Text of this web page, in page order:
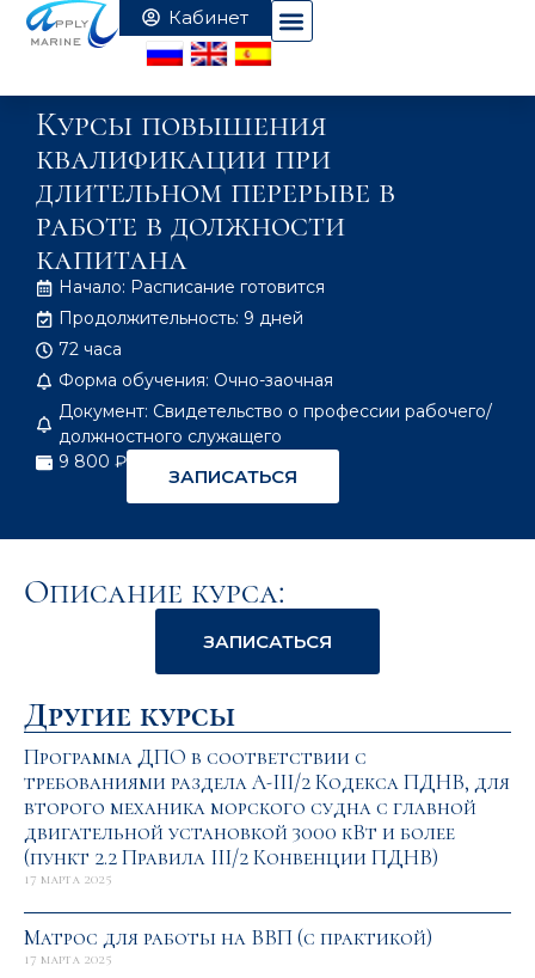
Курсы повышения
квалификации при
длительном перерыве в
работе в должности
капитана
Начало: Расписание готовится
Продолжительность: 9 дней
72 часа
Форма обучения: Очно-заочная
Документ: Свидетельство о профессии рабочего/
должностного служащего
9 800 ₽
ЗАПИСАТЬСЯ
Описание курса:
ЗАПИСАТЬСЯ
Другие курсы
Программа ДПО в соответствии с
требованиями раздела А-III/2 Кодекса ПДНВ, для
второго механика морского судна с главной
двигательной установкой 3000 кВт и более
(пункт 2.2 Правила III/2 Конвенции ПДНВ)
17 марта 2025
Матрос для работы на ВВП (с практикой)
17 марта 2025